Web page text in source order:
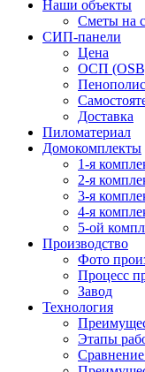
Наши объекты
Сметы на
СИП-панели
Цена
ОСП
Доставка
Пиломатериал
Домокомплекты
1-я
2-я
3-я
4-я
5-ой
Производство
Фото
Процесс
Завод
Технология
Этапы